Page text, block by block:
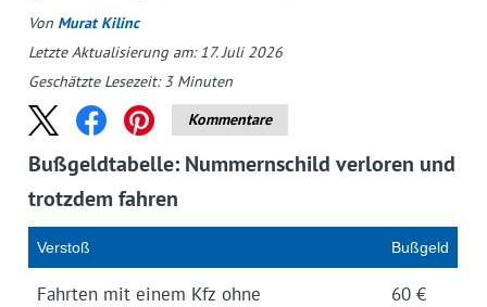
Von Murat Kilinc
Letzte Aktualisierung am: 17. Juli 2026
Geschätzte Lesezeit:3 Minuten
Kommentare
Bußgeldtabelle: Nummernschild verloren und
trotzdem fahren
Verstoß Bußgeld
Fahrten mit einem Kfz ohne
60 €